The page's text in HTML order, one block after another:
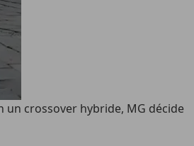
un crossover hybride, MG décide